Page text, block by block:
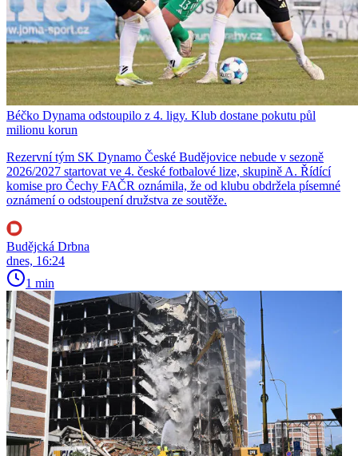
Béčko Dynama odstoupilo z 4. ligy. Klub dostane pokutu půl
milionu korun
Rezervní tým SK Dynamo České Budějovice nebude v sezoně
2026/2027 startovat ve 4. české fotbalové lize, skupině A. Řídící
komise pro Čechy FAČR oznámila, že od klubu obdržela písemné
oznámení o odstoupení družstva ze soutěže.
Budějcká Drbna
dnes, 16:24
1 min